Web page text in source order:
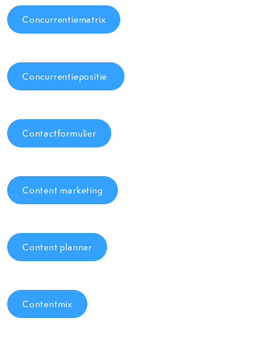
Concurrentiematrix
Concurrentiepositie
Contactformulier
Content marketing
Content planner
Contentmix